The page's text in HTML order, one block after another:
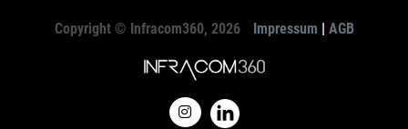
Copyright © Infracom360, 2026 Impressum | AGB